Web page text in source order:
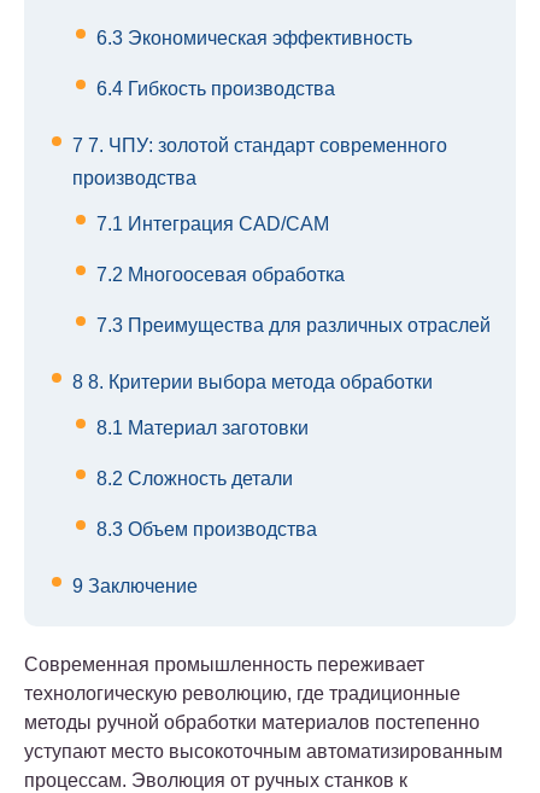
6.3 Экономическая эффективность
6.4 Гибкость производства
7 7. ЧПУ: золотой стандарт современного
производства
7.1 Интеграция CAD/CAM
7.2 Многоосевая обработка
7.3 Преимущества для различных отраслей
8 8. Критерии выбора метода обработки
8.1 Материал заготовки
8.2 Сложность детали
8.3 Объем производства
9 Заключение
Современная промышленность переживает
технологическую революцию, где традиционные
методы ручной обработки материалов постепенно
уступают место высокоточным автоматизированным
процессам. Эволюция от ручных станков к